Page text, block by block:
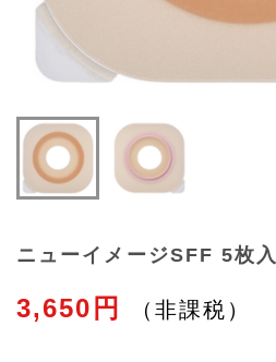
ニューイメージSFF 5枚入
3,650円